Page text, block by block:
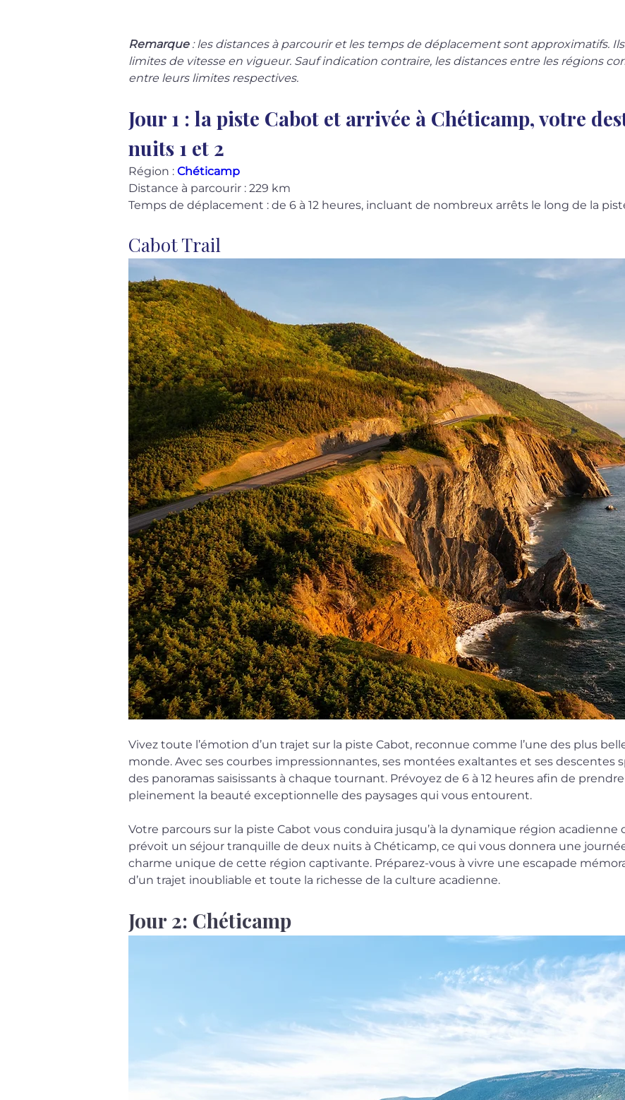
Remarque : les distances à parcourir et les temps de déplacement sont approximatifs.
limites de vitesse en vigueur. Sauf indication contraire, les distances entre les régions
entre leurs limites respectives.
Jour 1 : la piste Cabot et arrivée à Chéticamp, votre
nuits 1 et 2
Région : Chéticamp
Distance à parcourir : 229 km
Temps de déplacement : de 6 à 12 heures, incluant de nombreux arrêts le long de la
Cabot Trail
Vivez toute l’émotion d’un trajet sur la piste Cabot, reconnue comme l’une des plus
monde. Avec ses courbes impressionnantes, ses montées exaltantes et ses descentes
des panoramas saisissants à chaque tournant. Prévoyez de 6 à 12 heures afin de
pleinement la beauté exceptionnelle des paysages qui vous entourent.
Votre parcours sur la piste Cabot vous conduira jusqu’à la dynamique région acadienne
prévoit un séjour tranquille de deux nuits à Chéticamp, ce qui vous donnera une
charme unique de cette région captivante. Préparez-vous à vivre une escapade
d’un trajet inoubliable et toute la richesse de la culture acadienne.
Jour 2: Chéticamp